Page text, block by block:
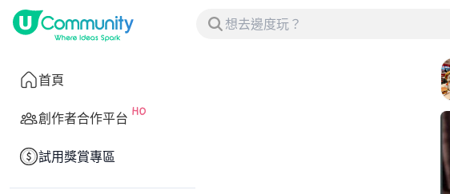
首頁
創作者合作平台
試用獎賞專區